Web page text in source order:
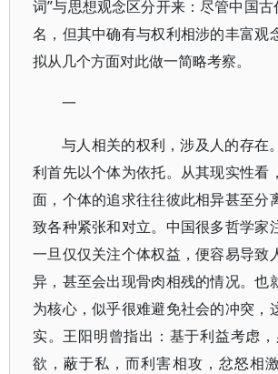
词”与思想观念区分开来：尽管中国古
名，但其中确有与权利相涉的丰富观
拟从几个方面对此做一简略考察。
一
与人相关的权利，涉及人的存在
利首先以个体为依托。从其现实性看
面，个体的追求往往彼此相异甚至分
致各种紧张和对立。中国很多哲学家
一旦仅仅关注个体权益，便容易导致
异，甚至会出现骨肉相残的情况。也
为核心，似乎很难避免社会的冲突，
实。王阳明曾指出：基于利益考虑
欲，蔽于私，而利害相攻，忿怒相